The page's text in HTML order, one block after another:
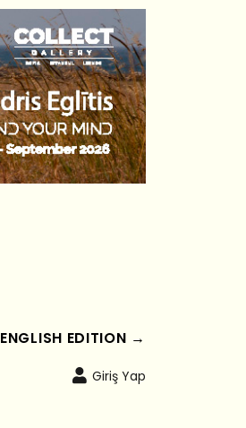
ENGLISH EDITION →
Giriş Yap